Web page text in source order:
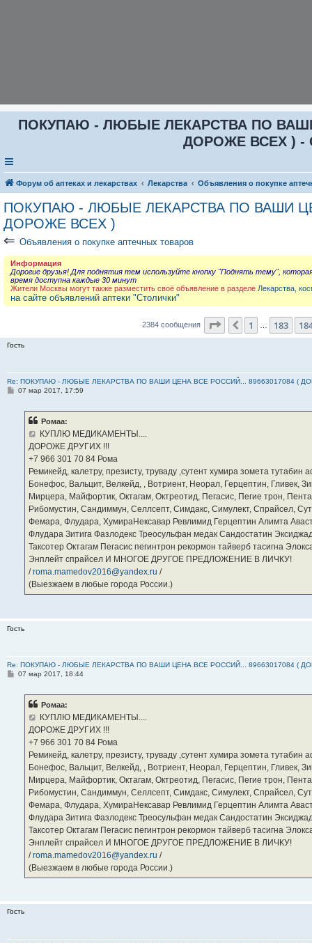
ПОКУПАЮ - ЛЮБЫЕ ЛЕКАРСТВА ПО ВАШИ
ДОРОЖЕ ВСЕХ ) -
Форум об аптеках и лекарствах Лекарства Объявления о покупке
ПОКУПАЮ - ЛЮБЫЕ ЛЕКАРСТВА ПО ВАШИ
ДОРОЖЕ ВСЕХ )
⇐ Объявления о покупке аптечных товаров
Информация
Дорогие друзья! Для поднятия тем используйте кнопку "Поднять тему",
время доступна каждые 30 минут
Жители Москвы могут также разместить своё объявление в разделе Лекарства,
на сайте объявлений аптеки "Столички"
2384 сообщения Страница 185из
Пред.
1 183
Гость
Re: ПОКУПАЮ - ЛЮБЫЕ ЛЕКАРСТВА ПО ВАШИ ЦЕНА ВСЕ РОССИЙ... 89663017084 (
С07 мар 2017, 17:59
Ромаа:
КУПЛЮ МЕДИКАМЕНТЫ....
ДОРОЖЕ ДРУГИХ !!!
‪+7 966 301 70 84‬ Рома
Ремикейд, калетру, презисту, труваду ,сутент хумира зомета
Бонефос, Вальцит, Велкейд, , Вотриент, Неорал, Герцептин, Гливек,
Мирцера, Майфортик, Октагам, Октреотид, Пегасис, Пегие трон,
Рибомустин, Сандиммун, Селлсепт, Симдакс, Симулект, Спрайсел,
Фемара, Флудара, ХумираНексавар Ревлимид Герцептин Алимта
Флудара Зитига Фазлодекс Треосульфан медак Сандостатин
Таксотер Октагам Пегасис пегинтрон рекормон тайверб тасигна
Энплейт спрайсел И МНОГОЕ ДРУГОЕ ПРЕДЛОЖЕНИЕ В ЛИЧКУ!
/roma.mamedov2016@yandex.ru /
(Выезжаем в любые города России.)
Гость
Re: ПОКУПАЮ - ЛЮБЫЕ ЛЕКАРСТВА ПО ВАШИ ЦЕНА ВСЕ РОССИЙ... 89663017084 (
С07 мар 2017, 18:44
Ромаа:
КУПЛЮ МЕДИКАМЕНТЫ....
ДОРОЖЕ ДРУГИХ !!!
‪+7 966 301 70 84‬ Рома
Ремикейд, калетру, презисту, труваду ,сутент хумира зомета
Бонефос, Вальцит, Велкейд, , Вотриент, Неорал, Герцептин, Гливек,
Мирцера, Майфортик, Октагам, Октреотид, Пегасис, Пегие трон,
Рибомустин, Сандиммун, Селлсепт, Симдакс, Симулект, Спрайсел,
Фемара, Флудара, ХумираНексавар Ревлимид Герцептин Алимта
Флудара Зитига Фазлодекс Треосульфан медак Сандостатин
Таксотер Октагам Пегасис пегинтрон рекормон тайверб тасигна
Энплейт спрайсел И МНОГОЕ ДРУГОЕ ПРЕДЛОЖЕНИЕ В ЛИЧКУ!
/roma.mamedov2016@yandex.ru /
(Выезжаем в любые города России.)
Гость